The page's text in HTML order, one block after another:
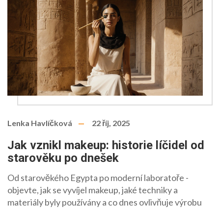
Lenka Havlíčková 22 říj, 2025
Jak vznikl makeup: historie líčidel od
starověku po dnešek
Od starověkého Egypta po moderní laboratoře -
objevte, jak se vyvíjel makeup, jaké techniky a
materiály byly používány a co dnes ovlivňuje výrobu